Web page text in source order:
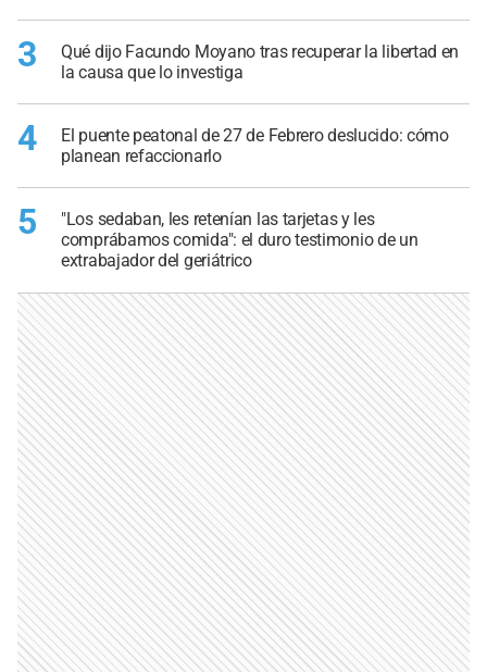
3
Qué dijo Facundo Moyano tras recuperar la libertad en
la causa que lo investiga
4
El puente peatonal de 27 de Febrero deslucido: cómo
planean refaccionarlo
5
"Los sedaban, les retenían las tarjetas y les
comprábamos comida": el duro testimonio de un
extrabajador del geriátrico